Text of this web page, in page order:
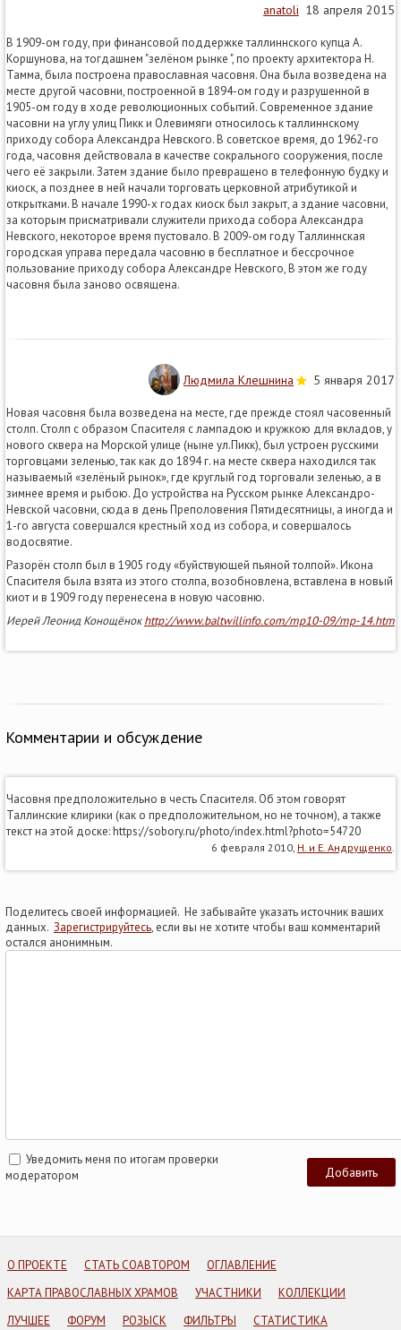
anatoli 18 апреля 2015
В 1909-ом году, при финансовой поддержке таллиннского купца А.
Коршунова, на тогдашнем "зелёном рынке ", по проекту архитектора Н.
Тамма, была построена православная часовня. Она была возведена на
месте другой часовни, построенной в 1894-ом году и разрушенной в
1905-ом году в ходе революционных событий. Современное здание
часовни на углу улиц Пикк и Олевимяги относилось к таллиннскому
приходу собора Александра Невского. В советское время, до 1962-го
года, часовня действовала в качестве сокрального сооружения, после
чего её закрыли. Затем здание было превращено в телефонную будку и
киоск, а позднее в ней начали торговать церковной атрибутикой и
открытками. В начале 1990-х годах киоск был закрыт, а здание часовни,
за которым присматривали служители прихода собора Александра
Невского, некоторое время пустовало. В 2009-ом году Таллиннская
городская управа передала часовню в бесплатное и бессрочное
пользование приходу собора Александре Невского, В этом же году
часовня была заново освящена.
Людмила Клешнина 5 января 2017
Новая часовня была возведена на месте, где прежде стоял часовенный
столп. Столп с образом Спасителя с лампадою и кружкою для вкладов, у
нового сквера на Морской улице (ныне ул.Пикк), был устроен русскими
торговцами зеленью, так как до 1894 г. на месте сквера находился так
называемый «зелёный рынок», где круглый год торговали зеленью, а в
зимнее время и рыбою. До устройства на Русском рынке Александро-
Невской часовни, сюда в день Преполовения Пятидесятницы, а иногда и
1-го августа совершался крестный ход из собора, и совершалось
водосвятие.
Разорён столп был в 1905 году «буйствующей пьяной толпой». Икона
Спасителя была взята из этого столпа, возобновлена, вставлена в новый
киот и в 1909 году перенесена в новую часовню.
Иерей Леонид Конощёнокhttp://www.baltwillinfo.com/mp10-09/mp-14.htm
Комментарии и обсуждение
Часовня предположительно в честь Спасителя. Об этом говорят
Таллинские клирики (как о предположительном, но не точном), а также
текст на этой доске: https://sobory.ru/photo/index.html?photo=54720
6 февраля 2010, Н. и Е. Андрущенко
Поделитесь своей информацией. Не забывайте указать источник ваших
данных. Зарегистрируйтесь, если вы не хотите чтобы ваш комментарий
остался анонимным.
Уведомить меня по итогам проверки
модератором
О ПРОЕКТЕ СТАТЬ СОАВТОРОМ
ОГЛАВЛЕНИЕ
КАРТА ПРАВОСЛАВНЫХ ХРАМОВ
УЧАСТНИКИ
КОЛЛЕКЦИИ
ЛУЧШЕЕ
ФОРУМ РОЗЫСК ФИЛЬТРЫ СТАТИСТИКА